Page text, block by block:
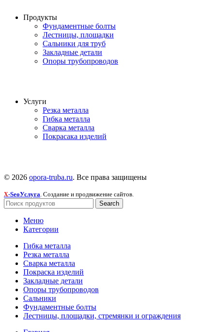
Продукты
Фундаментные болты
Лестницы, площадки
Сальники для труб
Закладные детали
Опоры трубопроводов
Услуги
Резка металла
Гибка металла
Сварка металла
Покрасака изделий
© 2026 opora-truba.ru. Все права защищены
X-SeoУслуга . Создание и продвижение сайтов.
Search
Меню
Категории
Гибка металла
Резка металла
Сварка металла
Покраска изделий
Закладные детали
Опоры трубопроводов
Сальники
Фундаментные болты
Лестницы, площадки, стремянки и ограждения